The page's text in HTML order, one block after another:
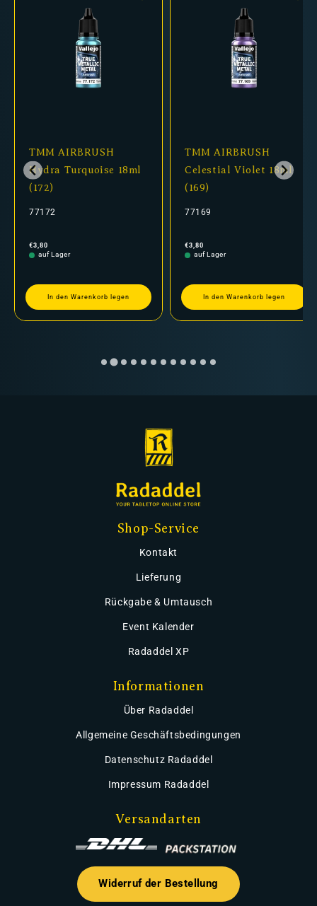
TMM AIRBRUSH
Hydra Turquoise 18ml
(172)
77172
Normaler
Preis
€3,80
auf Lager
In den Warenkorb legen
TMM AIRBRUSH
Celestial Violet 18ml
(169)
77169
Normaler
Preis
€3,80
auf Lager
In den Warenkorb legen
Shop-Service
Kontakt
Lieferung
Rückgabe & Umtausch
Event Kalender
Radaddel XP
Informationen
Über Radaddel
Allgemeine Geschäftsbedingungen
Datenschutz Radaddel
Impressum Radaddel
Versandarten
Widerruf der Bestellung